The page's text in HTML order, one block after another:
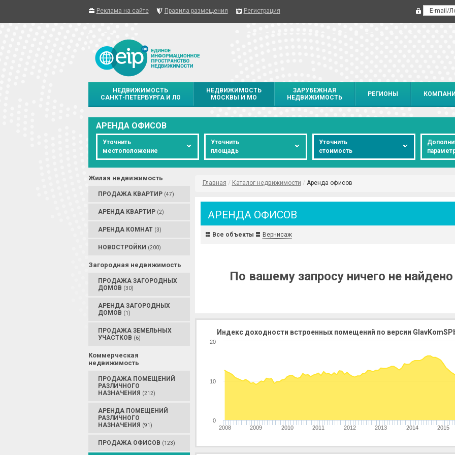
Реклама на сайте Правила размещения Регистрация
НЕДВИЖИМОСТЬ
САНКТ-ПЕТЕРБУРГА И ЛО
НЕДВИЖИМОСТЬ
МОСКВЫ И МО
ЗАРУБЕЖНАЯ
НЕДВИЖИМОСТЬ
РЕГИОНЫ
АРЕНДА ОФИСОВ
Уточнить
местоположение
Уточнить
площадь
Уточнить
стоимость
Жилая недвижимость
ПРОДАЖА КВАРТИР (47)
АРЕНДА КВАРТИР (2)
АРЕНДА КОМНАТ (3)
НОВОСТРОЙКИ (200)
Загородная недвижимость
ПРОДАЖА ЗАГОРОДНЫХ
ДОМОВ (30)
АРЕНДА ЗАГОРОДНЫХ
ДОМОВ (1)
ПРОДАЖА ЗЕМЕЛЬНЫХ
УЧАСТКОВ (6)
Коммерческая
недвижимость
ПРОДАЖА ПОМЕЩЕНИЙ
РАЗЛИЧНОГО
НАЗНАЧЕНИЯ (212)
АРЕНДА ПОМЕЩЕНИЙ
РАЗЛИЧНОГО
НАЗНАЧЕНИЯ (91)
ПРОДАЖА ОФИСОВ (123)
Главная / Каталог недвижимости / Аренда офисов
АРЕНДА ОФИСОВ
Все объекты Вернисаж
По вашему запросу ничего не найдено
Индекс доходности встроенных помещений по версии
2008 2009 2010 2011 2012 2013 2014 2015
0
10
20